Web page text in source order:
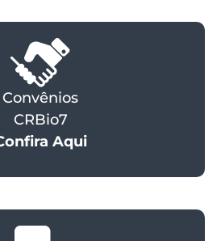
Convênios
CRBio7
Aqui